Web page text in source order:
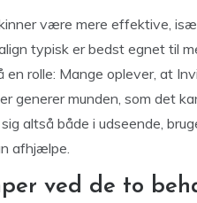
være mere effektive,
typisk er bedst egnet til
en rolle: Mange oplever, at
generer munden, som det
altså både i udseende,
afhjælpe.
ved de to